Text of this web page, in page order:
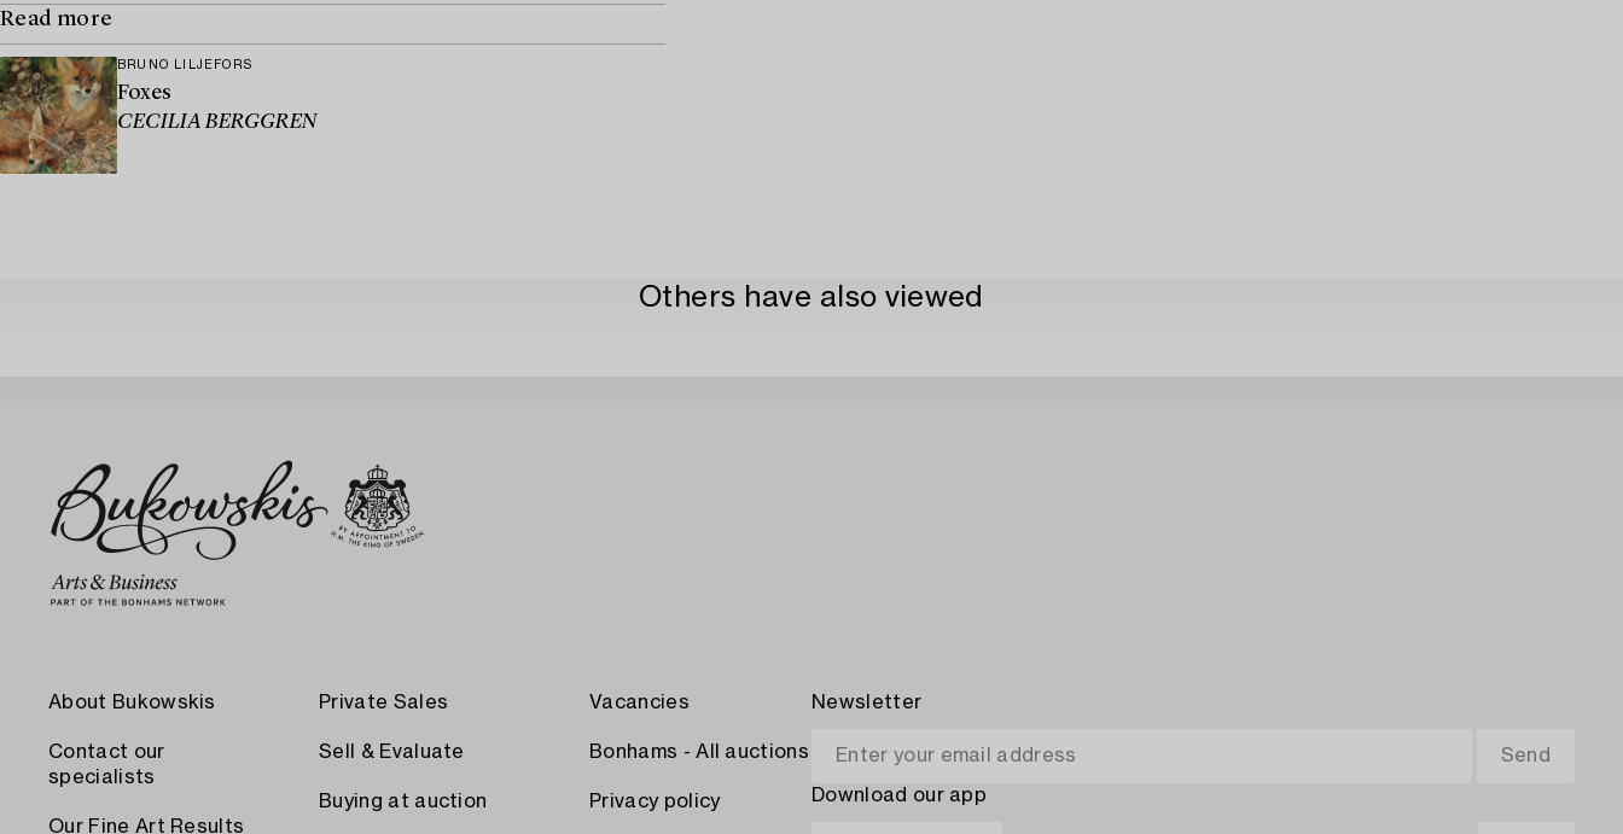
Read more
BRUNO LILJEFORS
Foxes
CECILIA BERGGREN
Others have also viewed
About Bukowskis
Contact our
specialists
Our Fine Art Results
Private Sales
Sell & Evaluate
Buying at auction
Vacancies
Bonhams - All auctions
Privacy policy
Newsletter
Download our app